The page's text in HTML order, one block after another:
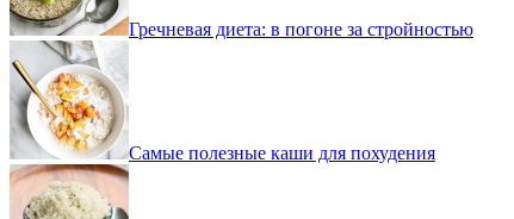
Гречневая диета: в погоне за стройностью
Самые полезные каши для похудения